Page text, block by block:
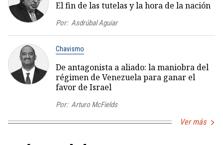
El fin de las tutelas y la hora de la nación
Por: Asdrúbal Aguiar
Chavismo
De antagonista a aliado: la maniobra del
régimen de Venezuela para ganar el
favor de Israel
Por: Arturo McFields
Ver más